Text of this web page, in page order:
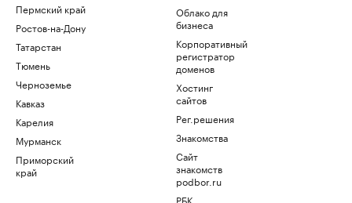
Пермский край
Ростов-на-Дону
Татарстан
Тюмень
Черноземье
Кавказ
Карелия
Мурманск
Приморский
край
Облако для
бизнеса
Корпоративный
регистратор
доменов
Хостинг
сайтов
Рег.решения
Знакомства
Сайт
знакомств
podbor.ru
РБК